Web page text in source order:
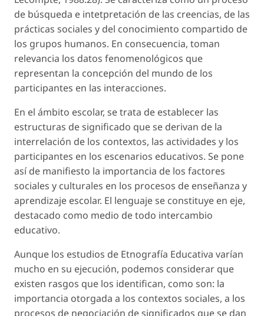
de búsqueda e intetpretación de las creencias, de las
prácticas sociales y del conocimiento compartido de
los grupos humanos. En consecuencia, toman
relevancia los datos fenomenológicos que
representan la concepción del mundo de los
participantes en las interacciones.
En el ámbito escolar, se trata de establecer las
estructuras de significado que se derivan de la
interrelación de los contextos, las actividades y los
participantes en los escenarios educativos. Se pone
así de manifiesto la importancia de los factores
sociales y culturales en los procesos de enseñanza y
aprendizaje escolar. El lenguaje se constituye en eje,
destacado como medio de todo intercambio
educativo.
Aunque los estudios de Etnografía Educativa varían
mucho en su ejecución, podemos considerar que
existen rasgos que los identifican, como son: la
importancia otorgada a los contextos sociales, a los
procesos de negociación de significados que se dan